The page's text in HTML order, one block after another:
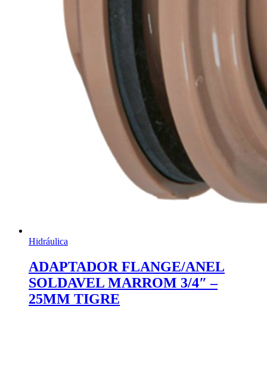
Hidráulica
ADAPTADOR FLANGE/ANEL
SOLDAVEL MARROM 3/4″ –
25MM TIGRE